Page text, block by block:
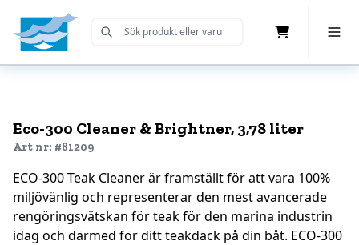
Home Submit Search
Eco-300 Cleaner & Brightner, 3,78 liter
Art nr: #81209
ECO-300 Teak Cleaner är framställt för att vara 100%
miljövänlig och representerar den mest avancerade
rengöringsvätskan för teak för den marina industrin
idag och därmed för ditt teakdäck på din båt. ECO-300